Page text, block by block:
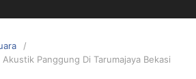
Panggung Di Tarumajaya Bekasi